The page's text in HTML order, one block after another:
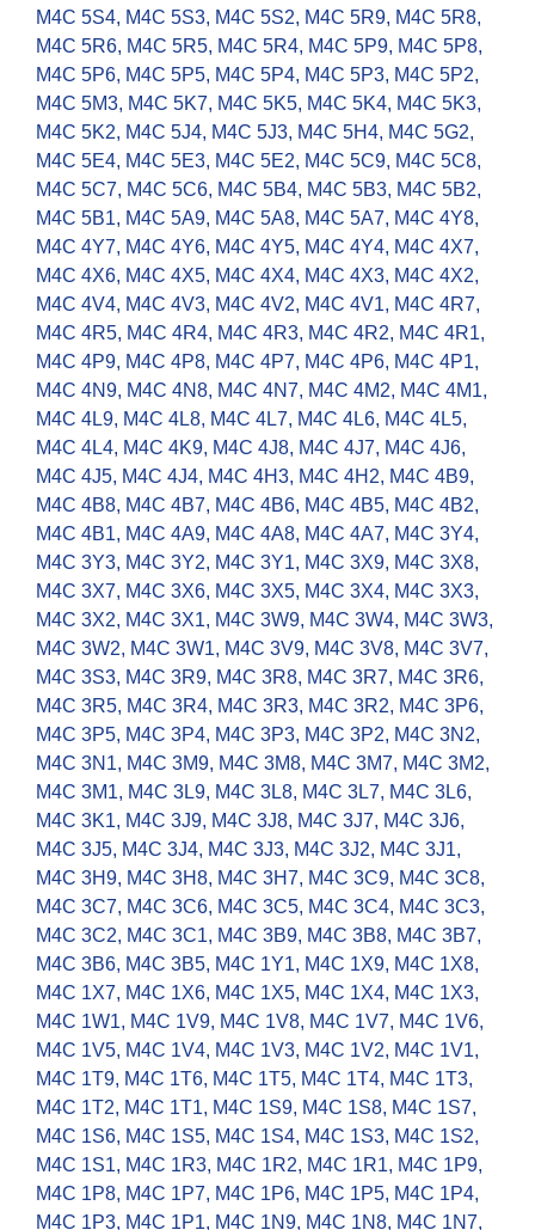
M4C 5S4, M4C 5S3, M4C 5S2, M4C 5R9, M4C 5R8,
M4C 5R6, M4C 5R5, M4C 5R4, M4C 5P9, M4C 5P8,
M4C 5P6, M4C 5P5, M4C 5P4, M4C 5P3, M4C 5P2,
M4C 5M3, M4C 5K7, M4C 5K5, M4C 5K4, M4C 5K3,
M4C 5K2, M4C 5J4, M4C 5J3, M4C 5H4, M4C 5G2,
M4C 5E4, M4C 5E3, M4C 5E2, M4C 5C9, M4C 5C8,
M4C 5C7, M4C 5C6, M4C 5B4, M4C 5B3, M4C 5B2,
M4C 5B1, M4C 5A9, M4C 5A8, M4C 5A7, M4C 4Y8,
M4C 4Y7, M4C 4Y6, M4C 4Y5, M4C 4Y4, M4C 4X7,
M4C 4X6, M4C 4X5, M4C 4X4, M4C 4X3, M4C 4X2,
M4C 4V4, M4C 4V3, M4C 4V2, M4C 4V1, M4C 4R7,
M4C 4R5, M4C 4R4, M4C 4R3, M4C 4R2, M4C 4R1,
M4C 4P9, M4C 4P8, M4C 4P7, M4C 4P6, M4C 4P1,
M4C 4N9, M4C 4N8, M4C 4N7, M4C 4M2, M4C 4M1,
M4C 4L9, M4C 4L8, M4C 4L7, M4C 4L6, M4C 4L5,
M4C 4L4, M4C 4K9, M4C 4J8, M4C 4J7, M4C 4J6,
M4C 4J5, M4C 4J4, M4C 4H3, M4C 4H2, M4C 4B9,
M4C 4B8, M4C 4B7, M4C 4B6, M4C 4B5, M4C 4B2,
M4C 4B1, M4C 4A9, M4C 4A8, M4C 4A7, M4C 3Y4,
M4C 3Y3, M4C 3Y2, M4C 3Y1, M4C 3X9, M4C 3X8,
M4C 3X7, M4C 3X6, M4C 3X5, M4C 3X4, M4C 3X3,
M4C 3X2, M4C 3X1, M4C 3W9, M4C 3W4, M4C 3W3,
M4C 3W2, M4C 3W1, M4C 3V9, M4C 3V8, M4C 3V7,
M4C 3S3, M4C 3R9, M4C 3R8, M4C 3R7, M4C 3R6,
M4C 3R5, M4C 3R4, M4C 3R3, M4C 3R2, M4C 3P6,
M4C 3P5, M4C 3P4, M4C 3P3, M4C 3P2, M4C 3N2,
M4C 3N1, M4C 3M9, M4C 3M8, M4C 3M7, M4C 3M2,
M4C 3M1, M4C 3L9, M4C 3L8, M4C 3L7, M4C 3L6,
M4C 3K1, M4C 3J9, M4C 3J8, M4C 3J7, M4C 3J6,
M4C 3J5, M4C 3J4, M4C 3J3, M4C 3J2, M4C 3J1,
M4C 3H9, M4C 3H8, M4C 3H7, M4C 3C9, M4C 3C8,
M4C 3C7, M4C 3C6, M4C 3C5, M4C 3C4, M4C 3C3,
M4C 3C2, M4C 3C1, M4C 3B9, M4C 3B8, M4C 3B7,
M4C 3B6, M4C 3B5, M4C 1Y1, M4C 1X9, M4C 1X8,
M4C 1X7, M4C 1X6, M4C 1X5, M4C 1X4, M4C 1X3,
M4C 1W1, M4C 1V9, M4C 1V8, M4C 1V7, M4C 1V6,
M4C 1V5, M4C 1V4, M4C 1V3, M4C 1V2, M4C 1V1,
M4C 1T9, M4C 1T6, M4C 1T5, M4C 1T4, M4C 1T3,
M4C 1T2, M4C 1T1, M4C 1S9, M4C 1S8, M4C 1S7,
M4C 1S6, M4C 1S5, M4C 1S4, M4C 1S3, M4C 1S2,
M4C 1S1, M4C 1R3, M4C 1R2, M4C 1R1, M4C 1P9,
M4C 1P8, M4C 1P7, M4C 1P6, M4C 1P5, M4C 1P4,
M4C 1P3, M4C 1P1, M4C 1N9, M4C 1N8, M4C 1N7,